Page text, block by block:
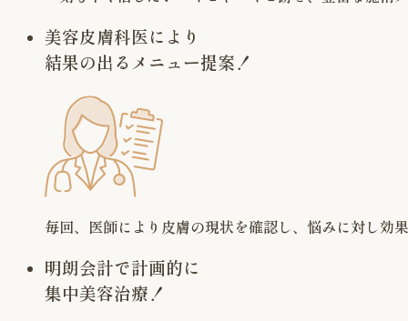
美容皮膚科医により
結果の出るメニュー提案！
毎回、医師により皮膚の現状を確認し、悩みに対し効
明朗会計で計画的に
集中美容治療！